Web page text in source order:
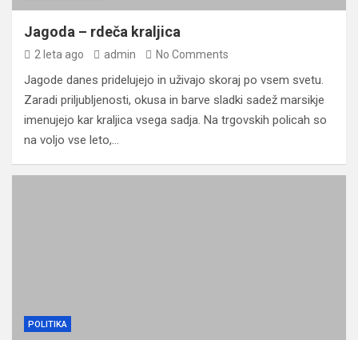
Jagoda – rdeča kraljica
2 leta ago admin No Comments
Jagode danes pridelujejo in uživajo skoraj po vsem svetu.
Zaradi priljubljenosti, okusa in barve sladki sadež marsikje
imenujejo kar kraljica vsega sadja. Na trgovskih policah so
na voljo vse leto,…
POLITIKA